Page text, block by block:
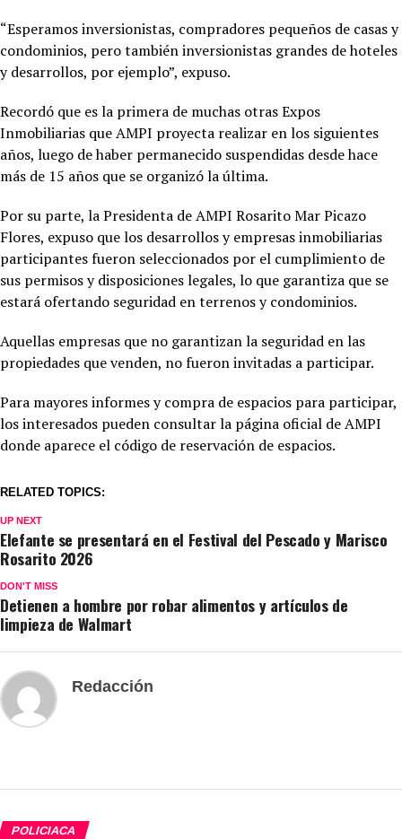
“Esperamos inversionistas, compradores pequeños de casas y
condominios, pero también inversionistas grandes de hoteles
y desarrollos, por ejemplo”, expuso.
Recordó que es la primera de muchas otras Expos
Inmobiliarias que AMPI proyecta realizar en los siguientes
años, luego de haber permanecido suspendidas desde hace
más de 15 años que se organizó la última.
Por su parte, la Presidenta de AMPI Rosarito Mar Picazo
Flores, expuso que los desarrollos y empresas inmobiliarias
participantes fueron seleccionados por el cumplimiento de
sus permisos y disposiciones legales, lo que garantiza que se
estará ofertando seguridad en terrenos y condominios.
Aquellas empresas que no garantizan la seguridad en las
propiedades que venden, no fueron invitadas a participar.
Para mayores informes y compra de espacios para participar,
los interesados pueden consultar la página oficial de AMPI
donde aparece el código de reservación de espacios.
RELATED TOPICS:
UP NEXT
Elefante se presentará en el Festival del Pescado y Marisco
Rosarito 2026
DON'T MISS
Detienen a hombre por robar alimentos y artículos de
limpieza de Walmart
Redacción
POLICIACA